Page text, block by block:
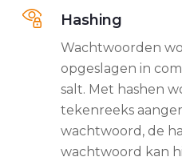
Hashing
Wachtwoorden
opgeslagen in
salt. Met hashen
tekenreeks
wachtwoord, de
wachtwoord kan